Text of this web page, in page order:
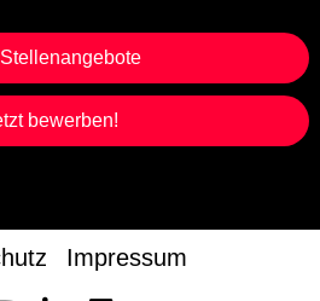
bewerben!
Impressum